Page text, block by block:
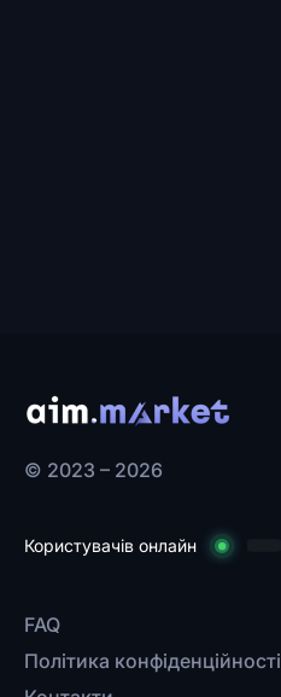
© 2023 – 2026
Користувачів онлайн
FAQ
Політика конфіденційності